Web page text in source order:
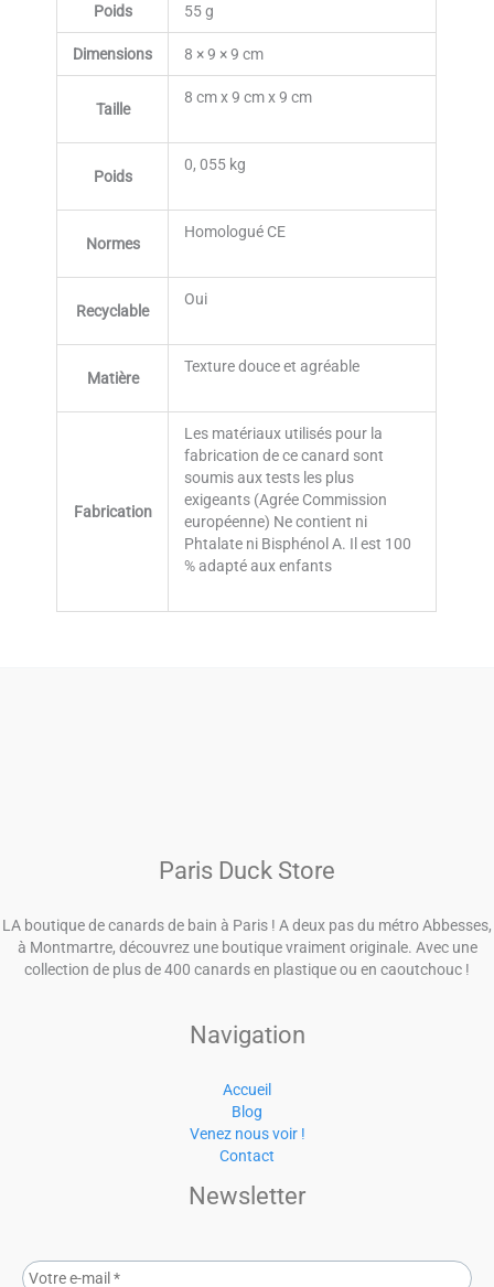
Poids 55 g
Dimensions 8 × 9 × 9 cm
Taille
8 cm x 9 cm x 9 cm
Poids
0, 055 kg
Normes
Homologué CE
Recyclable
Oui
Matière
Texture douce et agréable
Fabrication
Les matériaux utilisés pour la
fabrication de ce canard sont
soumis aux tests les plus
exigeants (Agrée Commission
européenne) Ne contient ni
Phtalate ni Bisphénol A. Il est 100
% adapté aux enfants
Paris Duck Store
LA boutique de canards de bain à Paris ! A deux pas du métro Abbesses,
à Montmartre, découvrez une boutique vraiment originale. Avec une
collection de plus de 400 canards en plastique ou en caoutchouc !
Navigation
Accueil
Blog
Venez nous voir !
Contact
Newsletter